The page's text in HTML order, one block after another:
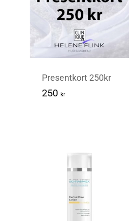
Presentkort 250kr
250 kr